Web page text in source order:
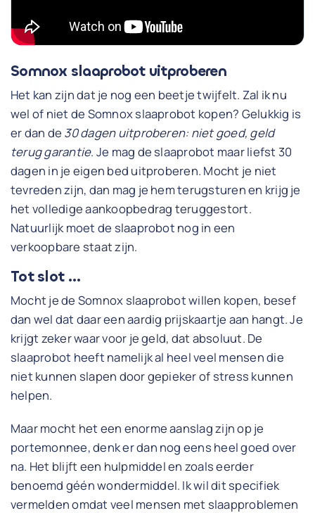
Somnox slaaprobot uitproberen
Het kan zijn dat je nog een beetje twijfelt. Zal ik nu
wel of niet de Somnox slaaprobot kopen? Gelukkig is
er dan de 30 dagen uitproberen: niet goed, geld
terug garantie. Je mag de slaaprobot maar liefst 30
dagen in je eigen bed uitproberen. Mocht je niet
tevreden zijn, dan mag je hem terugsturen en krijg je
het volledige aankoopbedrag teruggestort.
Natuurlijk moet de slaaprobot nog in een
verkoopbare staat zijn.
Tot slot …
Mocht je de Somnox slaaprobot willen kopen, besef
dan wel dat daar een aardig prijskaartje aan hangt. Je
krijgt zeker waar voor je geld, dat absoluut. De
slaaprobot heeft namelijk al heel veel mensen die
niet kunnen slapen door gepieker of stress kunnen
helpen.
Maar mocht het een enorme aanslag zijn op je
portemonnee, denk er dan nog eens heel goed over
na. Het blijft een hulpmiddel en zoals eerder
benoemd géén wondermiddel. Ik wil dit specifiek
vermelden omdat veel mensen met slaapproblemen